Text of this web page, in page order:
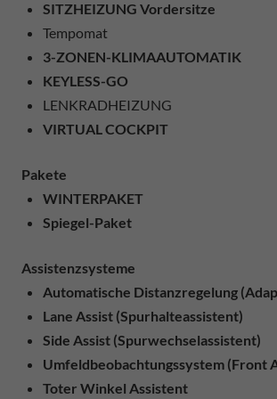
SITZHEIZUNG Vordersitze
Tempomat
3-ZONEN-KLIMAAUTOMATIK
KEYLESS-GO
LENKRADHEIZUNG
VIRTUAL COCKPIT
Pakete
WINTERPAKET
Spiegel-Paket
Assistenzsysteme
Automatische Distanzregelung
Lane Assist (Spurhalteassistent)
Side Assist (Spurwechselassistent)
Umfeldbeobachtungssystem (Front
Toter Winkel Assistent